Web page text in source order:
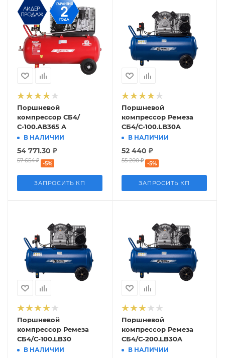
Поршневой
компрессор СБ4/
С-100.АВ365 A
В НАЛИЧИИ
54 771.30 ₽
57 654₽ -5%
ЗАПРОСИТЬ КП
Поршневой
компрессор Ремеза
СБ4/С-100.LB30A
В НАЛИЧИИ
52 440 ₽
55 200₽ -5%
ЗАПРОСИТЬ КП
Поршневой
компрессор Ремеза
СБ4/С-100.LB30
В НАЛИЧИИ
Поршневой
компрессор Ремеза
СБ4/С-200.LB30A
В НАЛИЧИИ